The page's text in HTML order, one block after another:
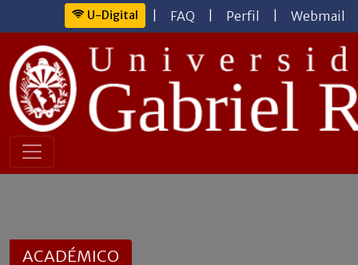
U-Digital FAQ Perfil Webmail
ACADÉMICO